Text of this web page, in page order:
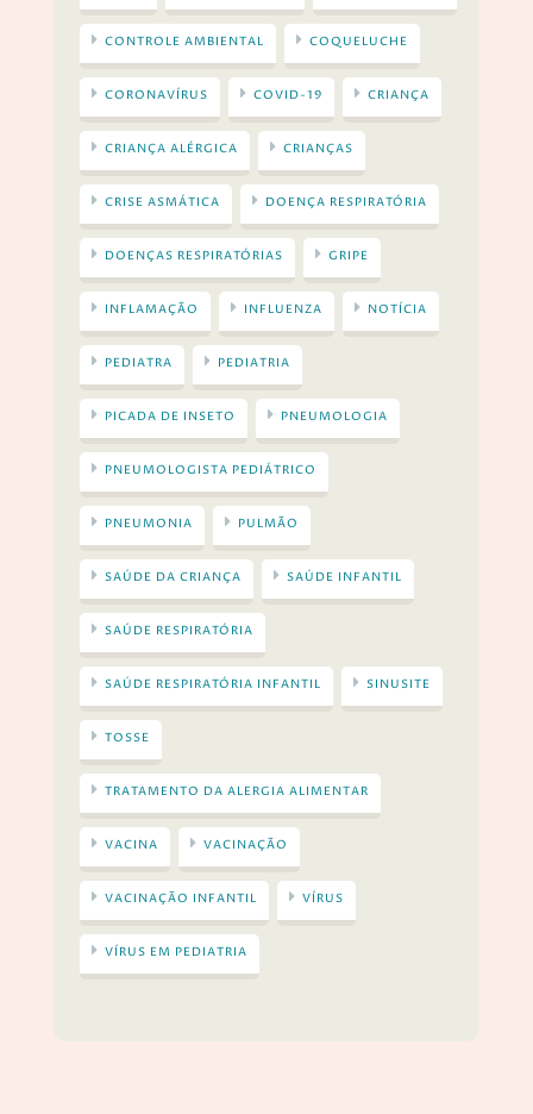
CONTROLE AMBIENTAL COQUELUCHE
CORONAVÍRUS COVID-19 CRIANÇA
CRIANÇA ALÉRGICA CRIANÇAS
CRISE ASMÁTICA DOENÇA RESPIRATÓRIA
DOENÇAS RESPIRATÓRIAS GRIPE
INFLAMAÇÃO INFLUENZA NOTÍCIA
PEDIATRA PEDIATRIA
PICADA DE INSETO PNEUMOLOGIA
PNEUMOLOGISTA PEDIÁTRICO
PNEUMONIA PULMÃO
SAÚDE DA CRIANÇA SAÚDE INFANTIL
SAÚDE RESPIRATÓRIA
SAÚDE RESPIRATÓRIA INFANTIL SINUSITE
TOSSE
TRATAMENTO DA ALERGIA ALIMENTAR
VACINA VACINAÇÃO
VACINAÇÃO INFANTIL VÍRUS
VÍRUS EM PEDIATRIA